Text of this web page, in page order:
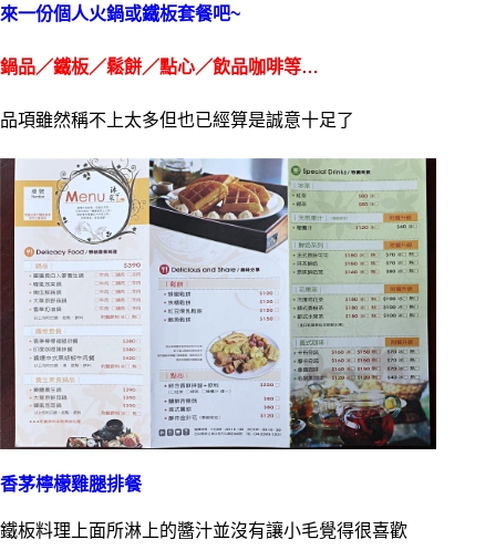
來一份個人火鍋或鐵板套餐吧~
鍋品／鐵板／鬆餅／點心／飲品咖啡等…
品項雖然稱不上太多但也已經算是誠意十足了
香茅檸檬雞腿排餐
鐵板料理上面所淋上的醬汁並沒有讓小毛覺得很喜歡